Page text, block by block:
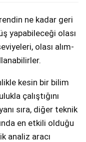
ne kadar geri
yapabileceği olası
olası alım-
kesin bir bilim
çalıştığını
sıra, diğer teknik
en etkili olduğu
analiz aracı